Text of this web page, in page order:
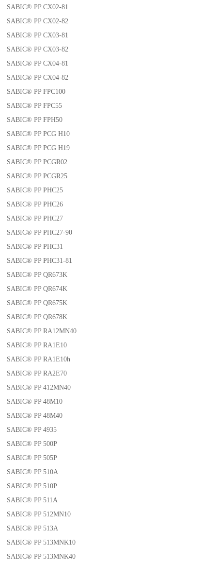
SABIC® PP CX02-81
SABIC® PP CX02-82
SABIC® PP CX03-81
SABIC® PP CX03-82
SABIC® PP CX04-81
SABIC® PP CX04-82
SABIC® PP FPC100
SABIC® PP FPC55
SABIC® PP FPH50
SABIC® PP PCG H10
SABIC® PP PCG H19
SABIC® PP PCGR02
SABIC® PP PCGR25
SABIC® PP PHC25
SABIC® PP PHC26
SABIC® PP PHC27
SABIC® PP PHC27-90
SABIC® PP PHC31
SABIC® PP PHC31-81
SABIC® PP QR673K
SABIC® PP QR674K
SABIC® PP QR675K
SABIC® PP QR678K
SABIC® PP RA12MN40
SABIC® PP RA1E10
SABIC® PP RA1E10h
SABIC® PP RA2E70
SABIC® PP 412MN40
SABIC® PP 48M10
SABIC® PP 48M40
SABIC® PP 4935
SABIC® PP 500P
SABIC® PP 505P
SABIC® PP 510A
SABIC® PP 510P
SABIC® PP 511A
SABIC® PP 512MN10
SABIC® PP 513A
SABIC® PP 513MNK10
SABIC® PP 513MNK40